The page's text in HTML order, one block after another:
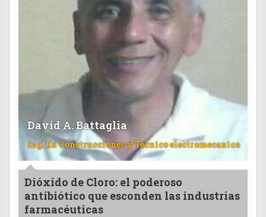
David A. Battaglia
Ing. En Construcciones y Tecnico electromecanico
Dióxido de Cloro: el poderoso
antibiótico que esconden las industrias
farmacéuticas